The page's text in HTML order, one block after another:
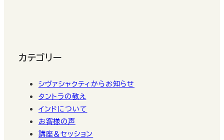
カテゴリー
シヴァシャクティからお知らせ
タントラの教え
インドについて
お客様の声
講座＆セッション